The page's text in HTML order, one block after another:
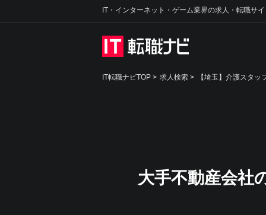
IT・インターネット・ゲーム業界の求人・転職サ
IT転職ナビTOP > 求人検索 > 【埼玉】介護スタ
大手不動産会社